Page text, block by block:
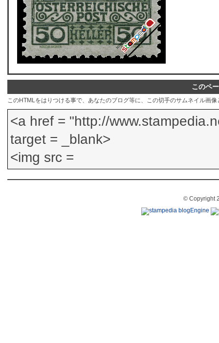
このペ
このHTMLをはりつける事で、あなたのブログ等に、この切手のサムネイル画
© Copyright